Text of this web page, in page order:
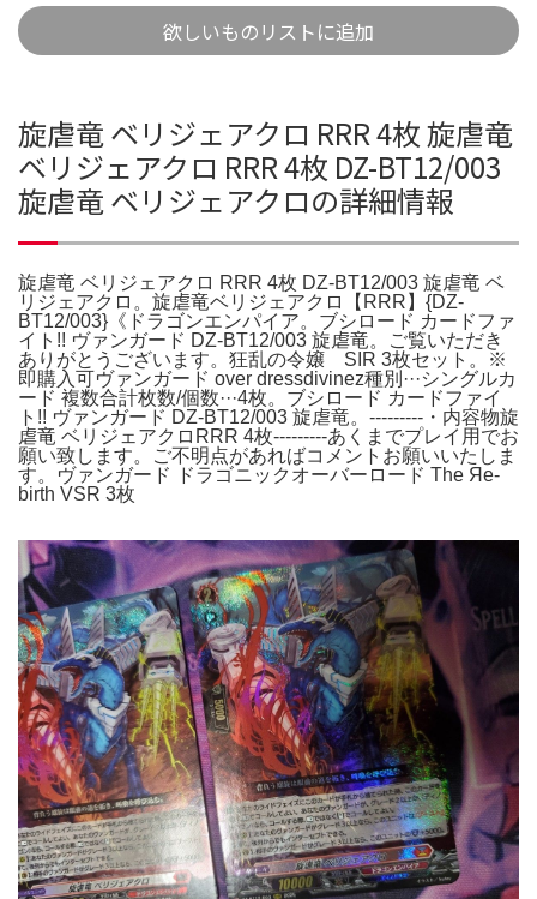
欲しいものリストに追加
旋虐竜 ベリジェアクロ RRR 4枚 旋虐竜
ベリジェアクロ RRR 4枚 DZ-BT12/003
旋虐竜 ベリジェアクロの詳細情報
旋虐竜 ベリジェアクロ RRR 4枚 DZ-BT12/003 旋虐竜 ベ
リジェアクロ。旋虐竜ベリジェアクロ【RRR】{DZ-
BT12/003}《ドラゴンエンパイア。ブシロード カードファ
イト!! ヴァンガード DZ-BT12/003 旋虐竜。ご覧いただき
ありがとうございます。狂乱の令嬢 SIR 3枚セット。※
即購入可ヴァンガード over dressdivinez種別···シングルカ
ード 複数合計枚数/個数···4枚。ブシロード カードファイ
ト!! ヴァンガード DZ-BT12/003 旋虐竜。---------・内容物旋
虐竜 ベリジェアクロRRR 4枚---------あくまでプレイ用でお
願い致します。ご不明点があればコメントお願いいたしま
す。ヴァンガード ドラゴニックオーバーロード The Яe-
birth VSR 3枚